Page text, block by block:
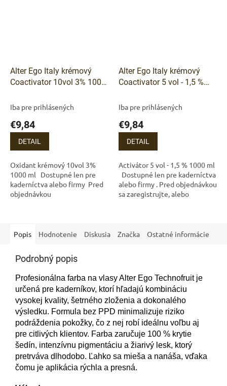
Alter Ego Italy krémový
Coactivator 10vol 3% 1000
Iba pre prihlásených
€9,84
DETAIL
Oxidant krémový 10vol 3%
1000 ml Dostupné len pre
kaderníctva alebo firmy Pred
objednávkou
Alter Ego Italy krémový
Coactivator 5 vol - 1,5 %
Iba pre prihlásených
€9,84
DETAIL
Activátor 5 vol - 1,5 % 1000 ml
Dostupné len pre kaderníctva
alebo firmy . Pred objednávkou
sa zaregistrujte, alebo
Popis Hodnotenie Diskusia Značka Ostatné informácie
Podrobný popis
Profesionálna farba na vlasy Alter Ego Technofruit je
určená pre kaderníkov, ktorí hľadajú kombináciu
vysokej kvality, šetrného zloženia a dokonalého
výsledku. Formula bez PPD minimalizuje riziko
podráždenia pokožky, čo z nej robí ideálnu voľbu aj
pre citlivých klientov. Farba zaručuje 100 % krytie
šedín, intenzívnu pigmentáciu a žiarivý lesk, ktorý
pretrváva dlhodobo. Ľahko sa mieša a nanáša, vďaka
čomu je aplikácia rýchla a presná.